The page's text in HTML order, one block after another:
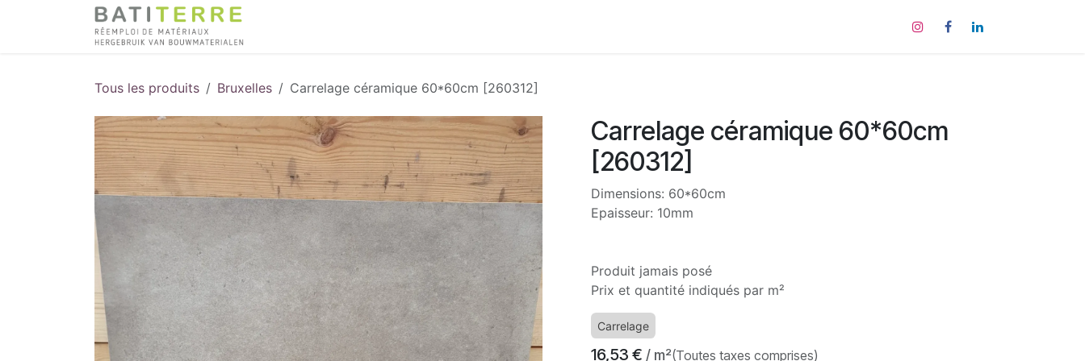
Se rendre au contenu
Tous les produits Bruxelles Carrelage céramique 60*60cm [260312]
Carrelage céramique 60*60cm
[260312]
Dimensions: 60*60cm
Epaisseur: 10mm
Produit jamais posé
Prix et quantité indiqués par m²
Carrelage
16,53 € / m²(Toutes taxes comprises)